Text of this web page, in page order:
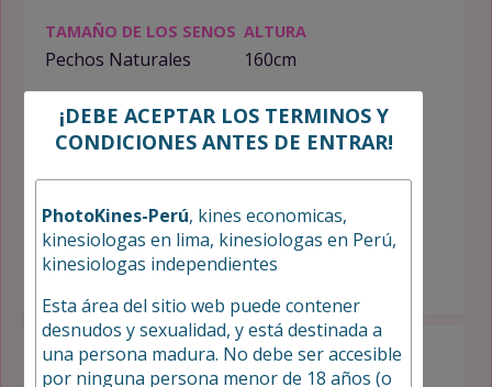
TAMAÑO DE LOS SENOS
Pechos Naturales
ALTURA
160cm
PESO
56kg
CONTEXTURA
Delgada
LOOKS
Sexy
FUMADORA
SEXUAL ORIENTATION
Masajista
OCUPACIÓN
Masajista
INFORMACIÓN DE CONTACTO:
¡DEBE ACEPTAR LOS TERMINOS Y
CONDICIONES ANTES DE ENTRAR!
PhotoKines-Perú, kines economicas,
kinesiologas en lima, kinesiologas en Perú,
kinesiologas independientes
Esta área del sitio web puede contener
desnudos y sexualidad, y está destinada a
una persona madura. No debe ser accesible
por ninguna persona menor de 18 años (o